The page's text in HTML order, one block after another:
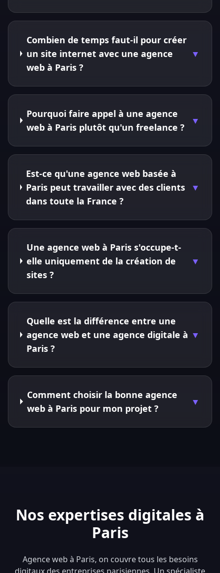
Combien de temps faut-il pour créer
un site internet avec une agence
web à Paris ?
▼
Pourquoi faire appel à une agence
web à Paris plutôt qu'un freelance ?
▼
Est-ce qu'une agence web basée à
Paris peut travailler avec des clients
dans toute la France ?
▼
Une agence web à Paris s'occupe-t-
elle uniquement de la création de
sites ?
▼
Quelle est la différence entre une
agence web et une agence digitale à
Paris ?
▼
Comment choisir la bonne agence
web à Paris pour mon projet ?
▼
Nos expertises digitales à
Paris
Agence web à Paris, on couvre tous les besoins